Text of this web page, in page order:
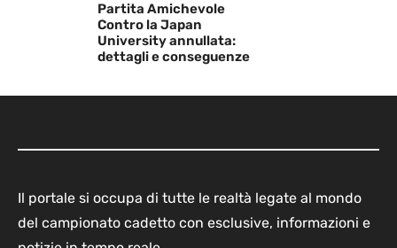
Partita Amichevole
Contro la Japan
University annullata:
dettagli e conseguenze
Il portale si occupa di tutte le realtà legate al mondo
del campionato cadetto con esclusive, informazioni e